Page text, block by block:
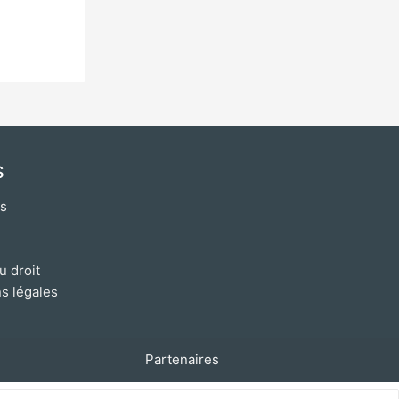
droit
légales
Partenaires